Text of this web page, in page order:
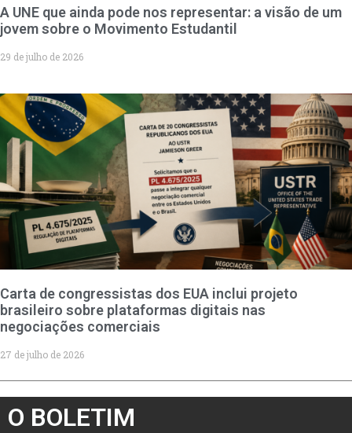
A UNE que ainda pode nos representar: a visão de um
jovem sobre o Movimento Estudantil
29 de julho de 2026
Carta de congressistas dos EUA inclui projeto
brasileiro sobre plataformas digitais nas
negociações comerciais
27 de julho de 2026
O BOLETIM